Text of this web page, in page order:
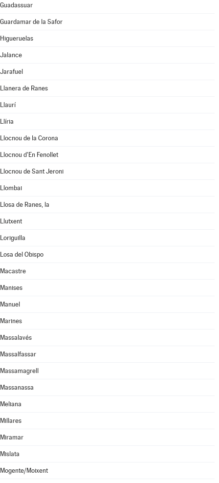
Guadassuar
Guardamar de la Safor
Higueruelas
Jalance
Jarafuel
Llanera de Ranes
Llaurí
Llíria
Llocnou de la Corona
Llocnou d'En Fenollet
Llocnou de Sant Jeroni
Llombai
Llosa de Ranes, la
Llutxent
Loriguilla
Losa del Obispo
Macastre
Manises
Manuel
Marines
Massalavés
Massalfassar
Massamagrell
Massanassa
Meliana
Millares
Miramar
Mislata
Mogente/Moixent